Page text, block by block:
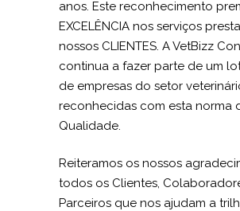
anos. Este reconhecimento
EXCELÊNCIA nos serviços
nossos CLIENTES. A VetBizz
continua a fazer parte de um
de empresas do setor
reconhecidas com esta norma
Qualidade.
Reiteramos os nossos
todos os Clientes,
Parceiros que nos ajudam a